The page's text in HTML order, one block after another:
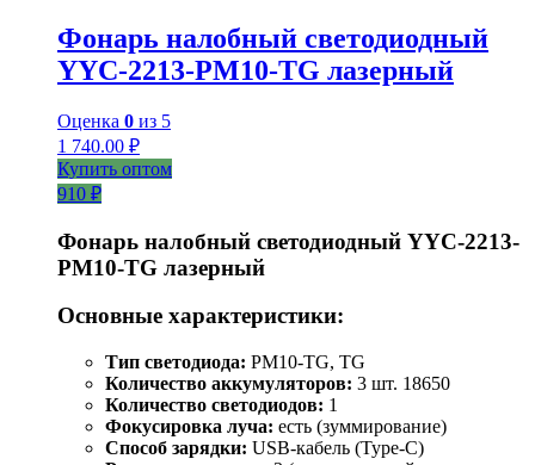
Фонарь налобный светодиодный
YYC-2213-PM10-TG лазерный
Оценка 0 из 5
1 740.00 ₽
Купить оптом
910 ₽
Фонарь налобный светодиодный YYC-2213-
PM10-TG лазерный
Основные характеристики:
Тип светодиода: PM10-TG, TG
Количество аккумуляторов: 3 шт. 18650
Количество светодиодов: 1
Фокусировка луча: есть (зуммирование)
Способ зарядки: USB-кабель (Type-C)